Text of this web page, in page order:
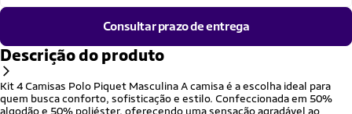
Consultar prazo de entrega
Descrição do produto
Kit 4 Camisas Polo Piquet Masculina A camisa é a escolha ideal para
quem busca conforto, sofisticação e estilo. Confeccionada em 50%
algodão e 50% poliéster, oferecendo uma sensação agradável ao